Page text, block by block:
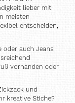
lieber mit
meisten
entscheiden,
oder auch Jeans
vorhanden oder
und
kreative Stiche?